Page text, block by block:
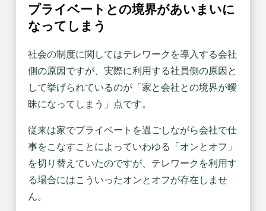
プライベートとの境界があいまいに
なってしまう
社会の制度に関してはテレワークを導入する会社
側の原因ですが、実際に利用する社員側の原因と
して挙げられているのが「家と会社との境界が曖
昧になってしまう」点です。
従来は家でプライベートを過ごしながら会社で仕
事をこなすことによっていわゆる「オンとオフ」
を切り替えていたのですが、テレワークを利用す
る場合にはこういったオンとオフが存在しませ
ん。